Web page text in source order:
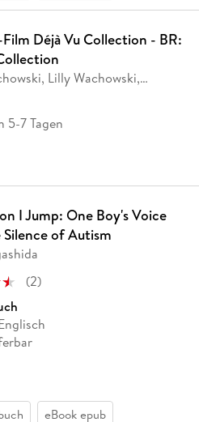
Déjà Vu Collection - BR:
Lilly Wachowski,
5-7 Tagen
I Jump: One Boy's Voice
of Autism
(2)
eBook epub